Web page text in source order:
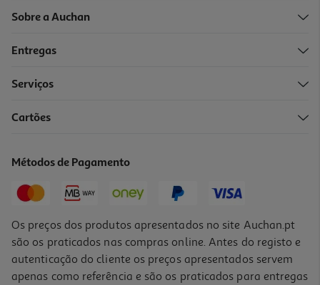
Sobre a Auchan
Entregas
Serviços
Cartões
Métodos de Pagamento
Os preços dos produtos apresentados no site Auchan.pt
são os praticados nas compras online. Antes do registo e
autenticação do cliente os preços apresentados servem
apenas como referência e são os praticados para entregas